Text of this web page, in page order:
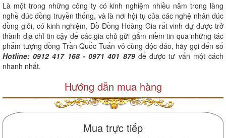
Là một trong những công ty có kinh nghiệm nhiều năm trong làng
nghề đúc đồng truyền thống, và là nơi hội tụ của các nghệ nhân đúc
đồng giỏi, có kinh nghiệm, Đồ Đồng Hoàng Gia rất vinh dự được trở
thành địa chỉ tin cậy để các gia chủ gửi gắm niềm tin qua những tác
phẩm tượng đồng Trần Quốc Tuấn vô cùng độc đáo, hãy gọi đến số
Hotline: 0912 417 168 - 0971 401 879để được tư vấn một cách
nhanh nhất.
Hướng dẫn mua hàng
Mua trực tiếp